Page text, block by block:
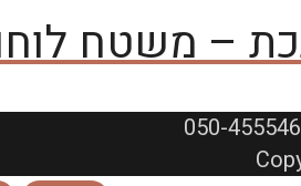
– משטח